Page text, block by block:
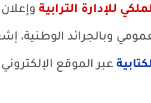
للإدارة الترابية
عبر الموقع الإلكتروني